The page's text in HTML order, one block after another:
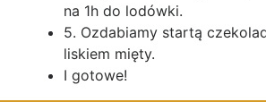
na 1h do lodówki.
5. Ozdabiamy startą
liskiem mięty.
I gotowe!